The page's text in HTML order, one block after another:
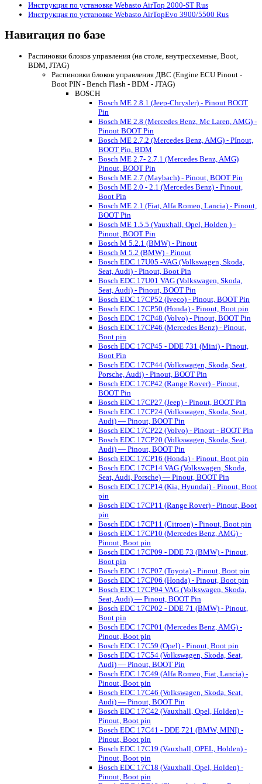
Инструкция по установке Webasto AirTop 2000-ST Rus
Инструкция по установке Webasto AirTopEvo 3900/5500 Rus
Навигация по базе
Распиновки блоков управления (на столе, внутресхемные, Boot,
BDM, JTAG)
Распиновки блоков управления ДВС (Engine ECU Pinout -
Boot PIN - Bench Flash - BDM - JTAG)
BOSCH
Bosch ME 2.8.1 (Jeep-Chrysler) - Pinout BOOT
Pin
Bosch ME 2.8 (Mercedes Benz, Mc Laren, AMG) -
Pinout BOOT Pin
Bosch ME 2.7.2 (Mercedes Benz, AMG) - PInout,
BOOT Pin, BDM
Bosch ME 2.7- 2.7.1 (Mercedes Benz, AMG)
Pinout, BOOT Pin
Bosch ME 2.7 (Maybach) - Pinout, BOOT Pin
Bosch ME 2.0 - 2.1 (Mercedes Benz) - Pinout,
Boot Pin
Bosch ME 2.1 (Fiat, Alfa Romeo, Lancia) - Pinout,
BOOT Pin
Bosch ME 1.5.5 (Vauxhall, Opel, Holden ) -
Pinout, BOOT Pin
Bosch M 5.2.1 (BMW) - Pinout
Bosch M 5.2 (BMW) - Pinout
Bosch EDC 17U05 -VAG (Volkswagen, Skoda,
Seat, Audi) - Pinout, Boot Pin
Bosch EDC 17U01 VAG (Volkswagen, Skoda,
Seat, Audi) - Pinout, BOOT Pin
Bosch EDC 17CP52 (Iveco) - Pinout, BOOT Pin
Bosch EDC 17CP50 (Honda) - Pinout, Boot pin
Bosch EDC 17CP48 (Volvo) - Pinout, BOOT Pin
Bosch EDC 17CP46 (Mercedes Benz) - Pinout,
Boot pin
Bosch EDC 17CP45 - DDE 731 (Mini) - Pinout,
Boot Pin
Bosch EDC 17CP44 (Volkswagen, Skoda, Seat,
Porsche, Audi) - Pinout, BOOT Pin
Bosch EDC 17CP42 (Range Rover) - Pinout,
BOOT Pin
Bosch EDC 17CP27 (Jeep) - Pinout, BOOT Pin
Bosch EDC 17CP24 (Volkswagen, Skoda, Seat,
Audi) — Pinout, BOOT Pin
Bosch EDC 17CP22 (Volvo) - Pinout - BOOT Pin
Bosch EDC 17CP20 (Volkswagen, Skoda, Seat,
Audi) — Pinout, BOOT Pin
Bosch EDC 17CP16 (Honda) - Pinout, Boot pin
Bosch EDC 17CP14 VAG (Volkswagen, Skoda,
Seat, Audi, Porsche) — Pinout, BOOT Pin
Bosch EDC 17CP14 (Kia, Hyundai) - Pinout, Boot
pin
Bosch EDC 17CP11 (Range Rover) - Pinout, Boot
pin
Bosch EDC 17CP11 (Citroen) - Pinout, Boot pin
Bosch EDC 17CP10 (Mercedes Benz, AMG) -
Pinout, Boot pin
Bosch EDC 17CP09 - DDE 73 (BMW) - Pinout,
Boot pin
Bosch EDC 17CP07 (Toyota) - Pinout, Boot pin
Bosch EDC 17CP06 (Honda) - Pinout, Boot pin
Bosch EDC 17CP04 VAG (Volkswagen, Skoda,
Seat, Audi) — Pinout, BOOT Pin
Bosch EDC 17CP02 - DDE 71 (BMW) - Pinout,
Boot pin
Bosch EDC 17CP01 (Mercedes Benz, AMG) -
Pinout, Boot pin
Bosch EDC 17C59 (Opel) - Pinout, Boot pin
Bosch EDC 17C54 (Volkswagen, Skoda, Seat,
Audi) — Pinout, BOOT Pin
Bosch EDC 17C49 (Alfa Romeo, Fiat, Lancia) -
Pinout, Boot pin
Bosch EDC 17C46 (Volkswagen, Skoda, Seat,
Audi) — Pinout, BOOT Pin
Bosch EDC 17C42 (Vauxhall, Opel, Holden) -
Pinout, Boot pin
Bosch EDC 17C41 - DDE 721 (BMW, MINI) -
Pinout, Boot pin
Bosch EDC 17C19 (Vauxhall, OPEL, Holden) -
Pinout, Boot pin
Bosch EDC 17C18 (Vauxhall, Opel, Holden) -
Pinout, Boot pin